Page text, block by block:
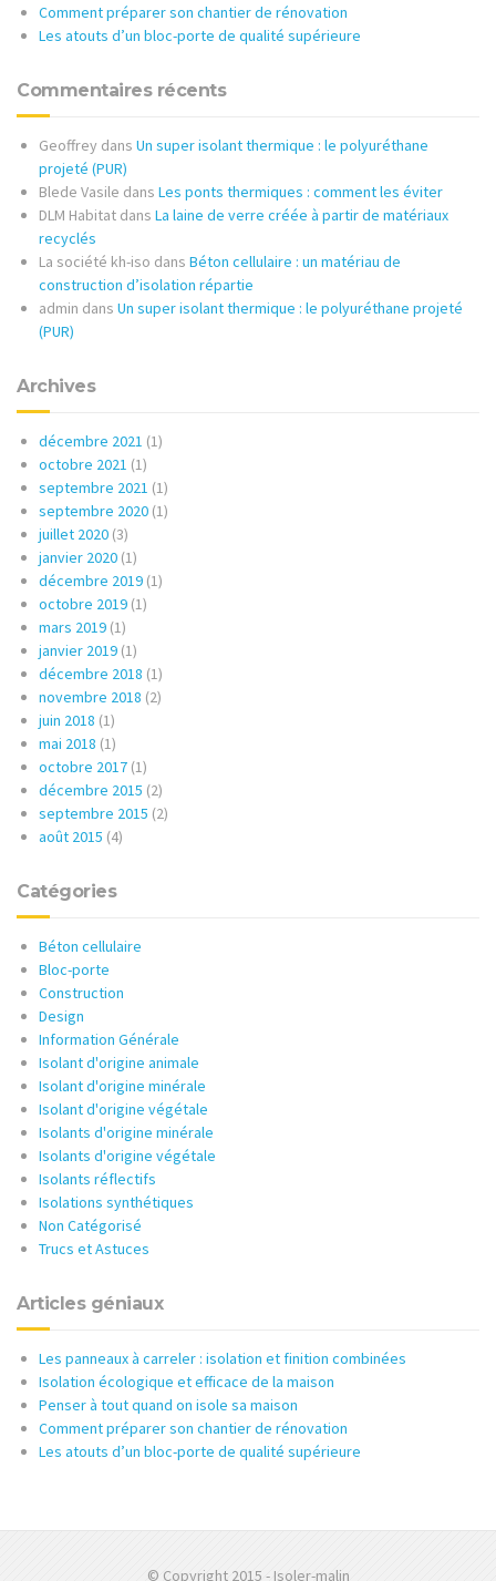
Comment préparer son chantier de rénovation
Les atouts d’un bloc-porte de qualité supérieure
Commentaires récents
Geoffrey dans Un super isolant thermique : le polyuréthane
projeté (PUR)
Blede Vasile dans Les ponts thermiques : comment les éviter
DLM Habitat dans La laine de verre créée à partir de matériaux
recyclés
La société kh-iso dans Béton cellulaire : un matériau de
construction d’isolation répartie
admin dans Un super isolant thermique : le polyuréthane projeté
(PUR)
Archives
décembre 2021 (1)
octobre 2021 (1)
septembre 2021 (1)
septembre 2020 (1)
juillet 2020 (3)
janvier 2020 (1)
décembre 2019 (1)
octobre 2019 (1)
mars 2019 (1)
janvier 2019 (1)
décembre 2018 (1)
novembre 2018 (2)
juin 2018 (1)
mai 2018 (1)
octobre 2017 (1)
décembre 2015 (2)
septembre 2015 (2)
août 2015 (4)
Catégories
Béton cellulaire
Bloc-porte
Construction
Design
Information Générale
Isolant d'origine animale
Isolant d'origine minérale
Isolant d'origine végétale
Isolants d'origine minérale
Isolants d'origine végétale
Isolants réflectifs
Isolations synthétiques
Non Catégorisé
Trucs et Astuces
Articles géniaux
Les panneaux à carreler : isolation et finition combinées
Isolation écologique et efficace de la maison
Penser à tout quand on isole sa maison
Comment préparer son chantier de rénovation
Les atouts d’un bloc-porte de qualité supérieure
© Copyright 2015 - Isoler-malin